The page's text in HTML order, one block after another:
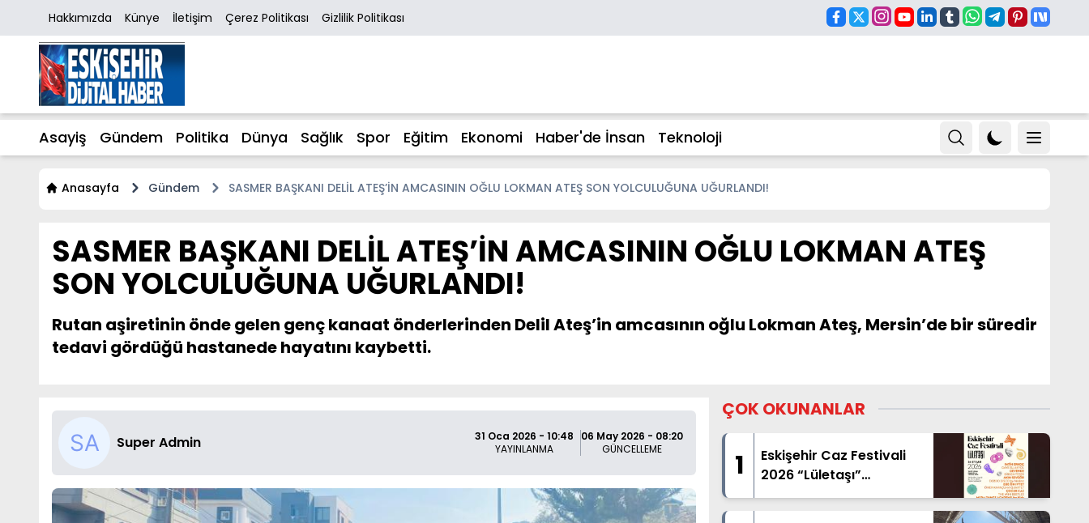
Hakkımızda Künye İletişim Çerez Politikası Gizlilik Politikası
Asayiş Gündem Politika Dünya Sağlık Spor Eğitim Ekonomi Haber'de İnsan Teknoloji
Anasayfa Gündem SASMER BAŞKANI DELİL ATEŞ’İN AMCASININ OĞLU LOKMAN ATEŞ SON YOLCULUĞUNA UĞURLANDI!
SASMER BAŞKANI DELİL ATEŞ’İN AMCASININ OĞLU LOKMAN ATEŞ
SON YOLCULUĞUNA UĞURLANDI!
Rutan aşiretinin önde gelen genç kanaat önderlerinden Delil Ateş’in amcasının oğlu Lokman Ateş, Mersin’de bir süredir
tedavi gördüğü hastanede hayatını kaybetti.
Super Admin
31 Oca 2026 - 10:48
YAYINLANMA
06 May 2026 - 08:20
GÜNCELLEME
ÇOK OKUNANLAR
1
Eskişehir Caz Festivali
2026 “Lületaşı”
Temasıyla Geliyor